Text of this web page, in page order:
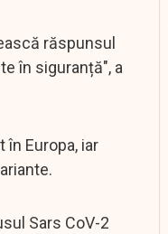
răspunsul
în siguranță", a
Europa, iar
Sars CoV-2